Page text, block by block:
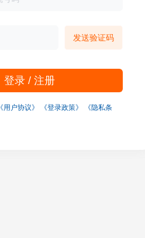
发送验证码
登录 / 注册
《用户协议》 《登录政策》
《隐私条